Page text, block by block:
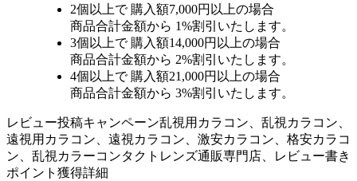
2個 以上で 購入額7,000円以上の場合
商品合計金額から 1%割引いたします。
3個 以上で 購入額14,000円以上の場合
商品合計金額から 2%割引いたします。
4個 以上で 購入額21,000円以上の場合
商品合計金額から 3%割引いたします。
レビュー投稿キャンペーン乱視用カラコン、乱視カラコン、
遠視用カラコン、遠視カラコン、激安カラコン、格安カラコ
ン、乱視カラーコンタクトレンズ通販専門店、レビュー書き
ポイント獲得詳細